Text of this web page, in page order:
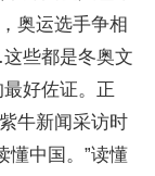
奥运选手争相
些都是冬奥文
好佐证。正
牛新闻采访时
懂中国。”读懂